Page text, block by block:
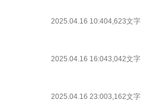
2025.04.16 10:404,623文字
2025.04.16 16:043,042文字
2025.04.16 23:003,162文字